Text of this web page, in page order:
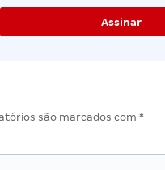
são marcados com *